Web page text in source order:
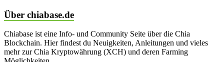
Über chiabase.de
Chiabase ist eine Info- und Community Seite über die Chia
Blockchain. Hier findest du Neuigkeiten, Anleitungen und vieles
mehr zur Chia Kryptowährung (XCH) und deren Farming